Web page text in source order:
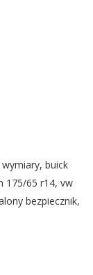
buick
175/65 r14, vw
bezpiecznik,